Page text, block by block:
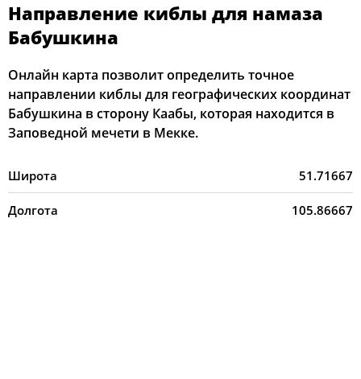
Направление киблы для намаза
Бабушкина
Онлайн карта позволит определить точное
направлении киблы для географических координат
Бабушкина в сторону Каабы, которая находится в
Заповедной мечети в Мекке.
Широта 51.71667
Долгота 105.86667